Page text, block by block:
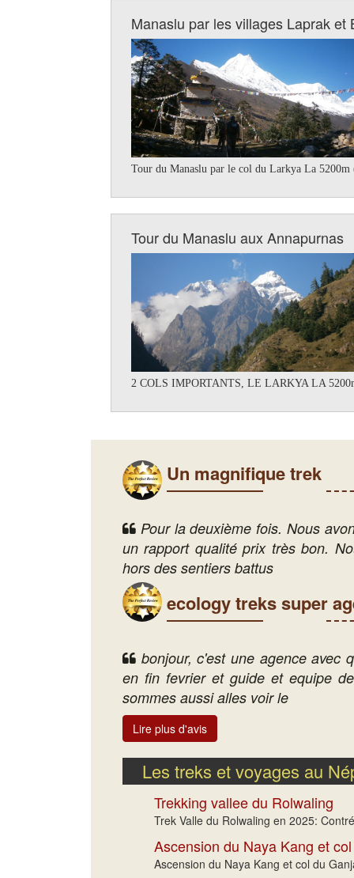
Manaslu par les villages Laprak et
Tour du Manaslu par le col du Larkya La 5200m
Tour du Manaslu aux Annapurnas
2 COLS IMPORTANTS, LE LARKYA LA
Un magnifique trek
Pour la deuxième fois. Nous
un rapport qualité prix très bon.
hors des sentiers battus
ecology treks super
bonjour, c'est une agence avec
en fin fevrier et guide et equipe
sommes aussi alles voir le
Lire plus d'avis
Les treks et voyages au
Trekking vallee du Rolwaling
Trek Valle du Rolwaling en 2025:
Ascension du Naya Kang et
Ascension du Naya Kang et col du